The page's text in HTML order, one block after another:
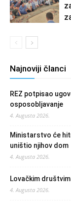
Najnoviji članci
REZ potpisao
osposobljavanje
4. Augusta 2026.
Ministarstvo će
uništio njihov dom
4. Augusta 2026.
Lovačkim
4. Augusta 2026.